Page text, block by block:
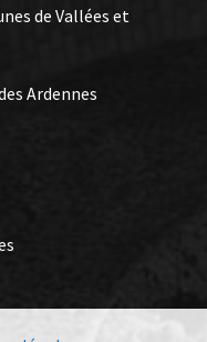
de Vallées et
Ardennes